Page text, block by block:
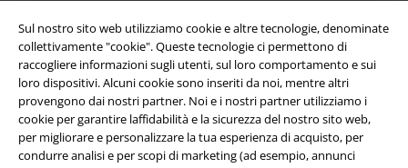
Sul nostro sito web utilizziamo cookie e altre tecnologie, denominate
collettivamente "cookie". Queste tecnologie ci permettono di
raccogliere informazioni sugli utenti, sul loro comportamento e sui
loro dispositivi. Alcuni cookie sono inseriti da noi, mentre altri
provengono dai nostri partner. Noi e i nostri partner utilizziamo i
cookie per garantire laffidabilità e la sicurezza del nostro sito web,
per migliorare e personalizzare la tua esperienza di acquisto, per
condurre analisi e per scopi di marketing (ad esempio, annunci
Spedizione